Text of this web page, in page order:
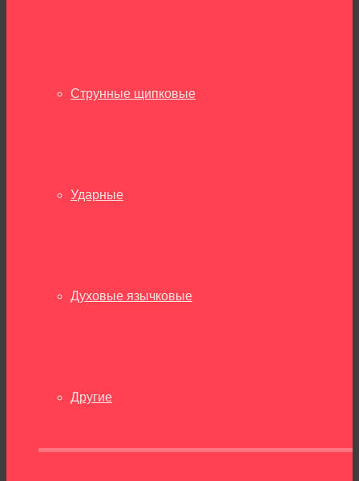
Струнные щипковые
Ударные
Духовые язычковые
Другие